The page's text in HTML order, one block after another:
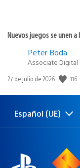
Nuevos juegos se unen
Peter Boda
Associate Digital
Fecha
publicación:
27 de julio de 2026 116
Selecciona
una
Región
actual:
Español (UE)